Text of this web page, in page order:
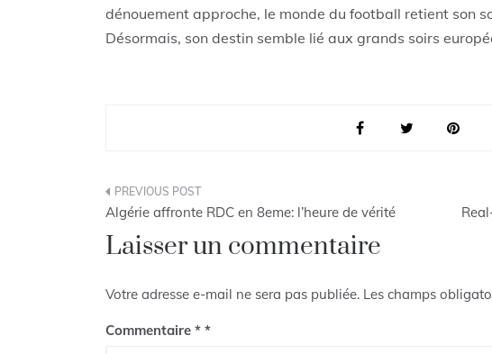
dénouement approche, le monde du football retient son
Désormais, son destin semble lié aux grands soirs
Navigation
de
Algérie affronte RDC en 8eme: l’heure de vérité
Laisser un commentaire
Votre adresse e-mail ne sera pas publiée. Les champs
Commentaire *